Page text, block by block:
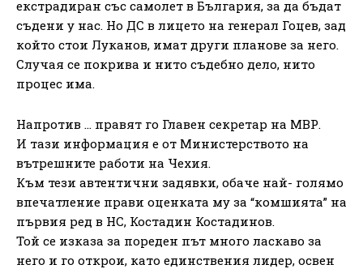
екстрадиран със самолет в България, за да бъдат
съдени у нас. Но ДС в лицето на генерал Гоцев, зад
който стои Луканов, имат други планове за него.
Случая се покрива и нито съдебно дело, нито
процес има.
Напротив … правят го Главен секретар на МВР.
И тази информация е от Министерството на
вътрешните работи на Чехия.
Към тези автентични задявки, обаче най- голямо
впечатление прави оценката му за “комшията” на
първия ред в НС, Костадин Костадинов.
Той се изказа за пореден път много ласкаво за
него и го открои, като единствения лидер, освен